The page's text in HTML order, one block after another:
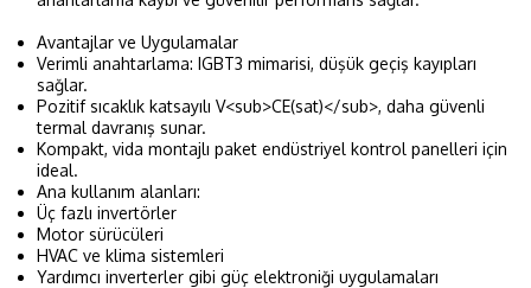
Avantajlar ve Uygulamalar
Verimli anahtarlama: IGBT3 mimarisi, düşük geçiş kayıpları
sağlar.
Pozitif sıcaklık katsayılı V<sub>CE(sat)</sub>, daha güvenli
termal davranış sunar.
Kompakt, vida montajlı paket endüstriyel kontrol panelleri için
ideal.
Ana kullanım alanları:
Üç fazlı invertörler
Motor sürücüleri
HVAC ve klima sistemleri
Yardımcı inverterler gibi güç elektroniği uygulamaları